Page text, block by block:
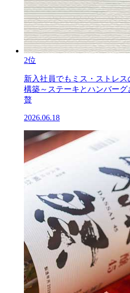
2位
新入社員でもミス・ストレ
構築～ステーキとハンバー
贅
2026.06.18